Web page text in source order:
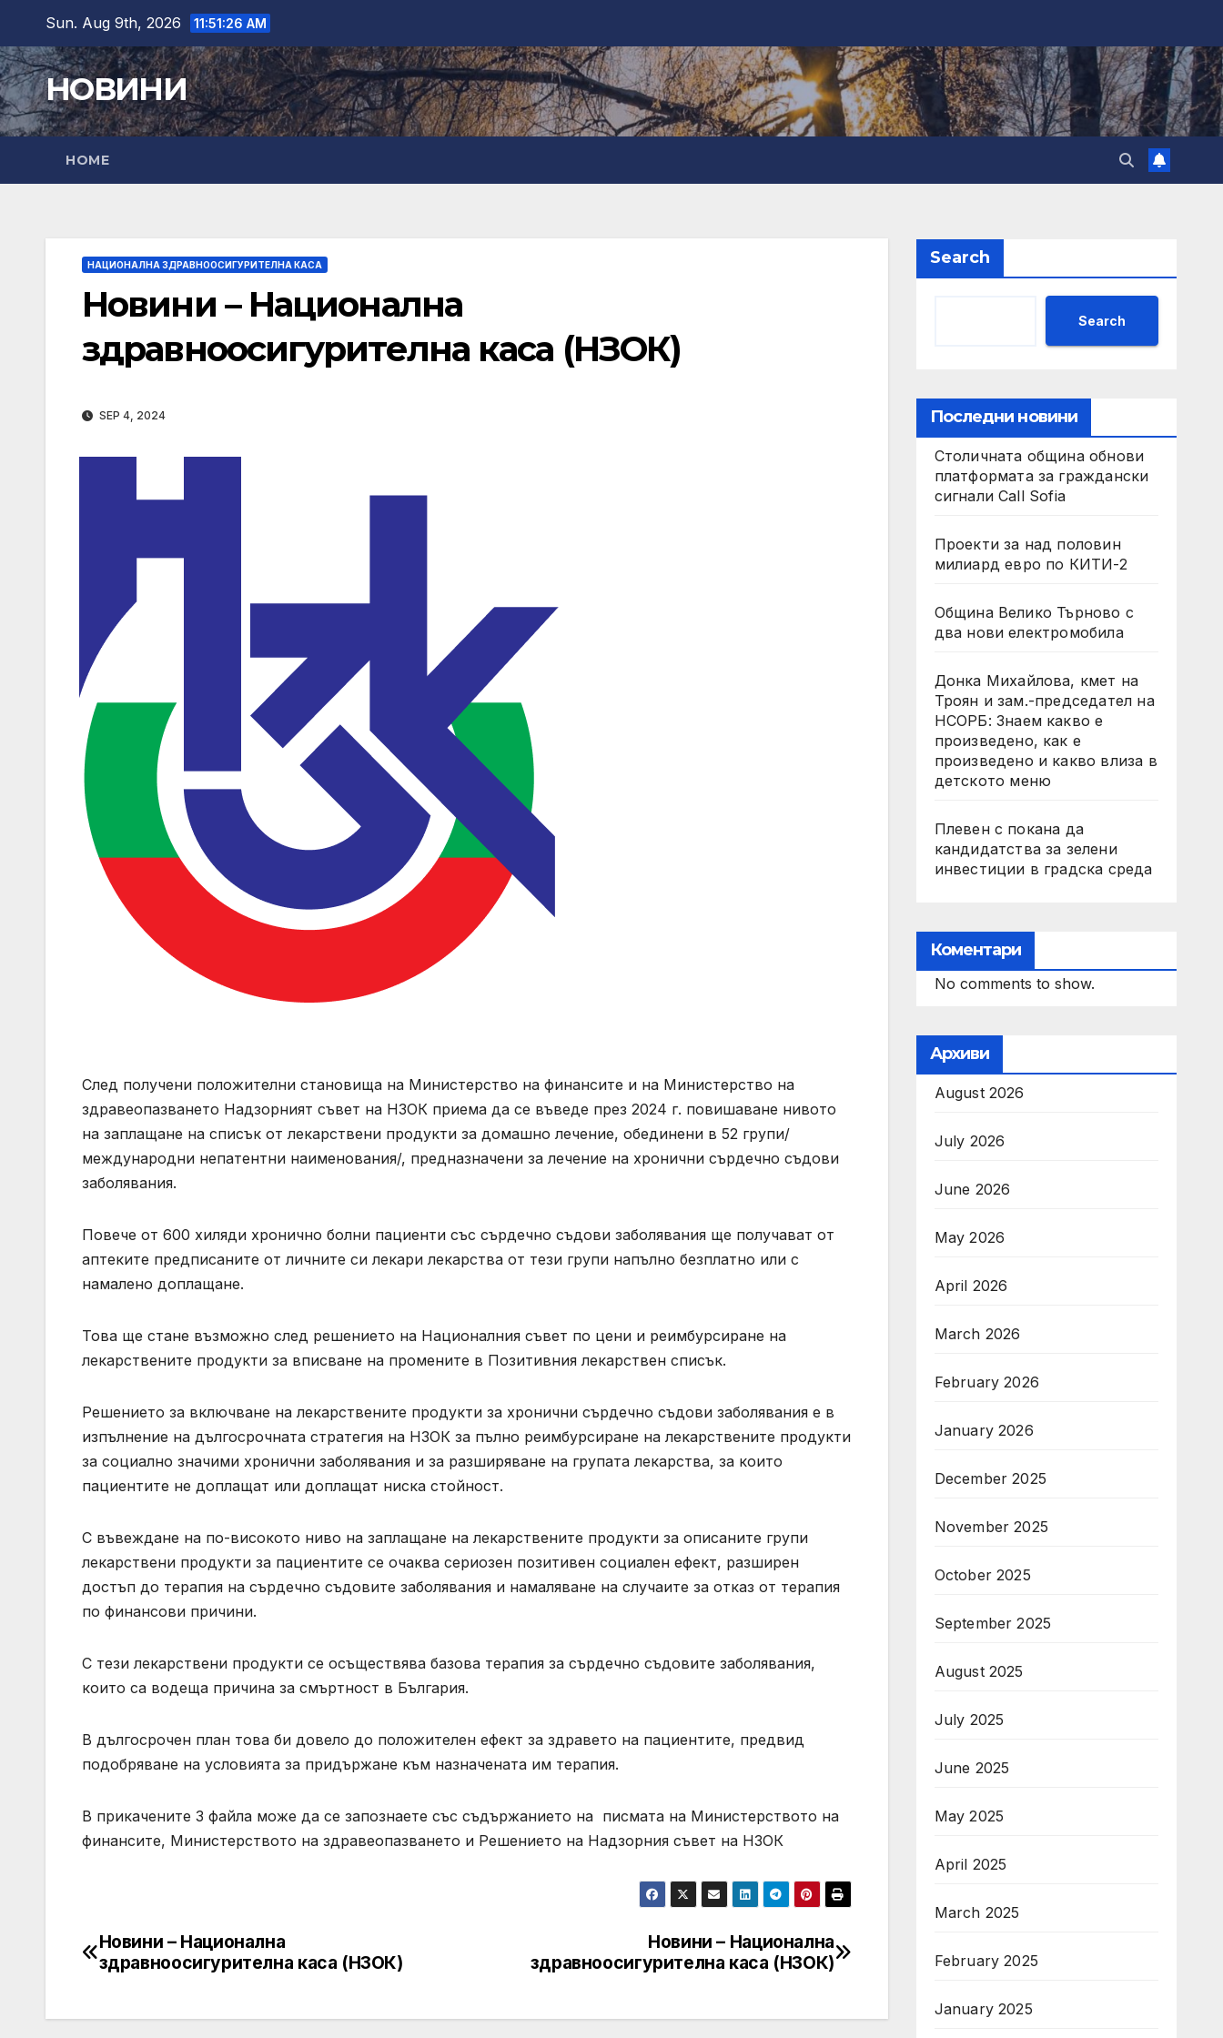
content
Sun. Aug 9th, 2026 11:51:27 AM
НОВИНИ
HOME
НАЦИОНАЛНА ЗДРАВНООСИГУРИТЕЛНА КАСА
Новини – Национална
здравноосигурителна каса (НЗОК)
SEP 4, 2024
След получени положителни становища на Министерство на финансите и на Министерство на
здравеопазването Надзорният съвет на НЗОК приема да се въведе през 2024 г. повишаване нивото
на заплащане на списък от лекарствени продукти за домашно лечение, обединени в 52 групи/
международни непатентни наименования/, предназначени за лечение на хронични сърдечно съдови
заболявания.
Повече от 600 хиляди хронично болни пациенти със сърдечно съдови заболявания ще получават от
аптеките предписаните от личните си лекари лекарства от тези групи напълно безплатно или с
намалено доплащане.
Това ще стане възможно след решението на Националния съвет по цени и реимбурсиране на
лекарствените продукти за вписване на промените в Позитивния лекарствен списък.
Решението за включване на лекарствените продукти за хронични сърдечно съдови заболявания е в
изпълнение на дългосрочната стратегия на НЗОК за пълно реимбурсиране на лекарствените продукти
за социално значими хронични заболявания и за разширяване на групата лекарства, за които
пациентите не доплащат или доплащат ниска стойност.
С въвеждане на по-високото ниво на заплащане на лекарствените продукти за описаните групи
лекарствени продукти за пациентите се очаква сериозен позитивен социален ефект, разширен
достъп до терапия на сърдечно съдовите заболявания и намаляване на случаите за отказ от терапия
по финансови причини.
С тези лекарствени продукти се осъществява базова терапия за сърдечно съдовите заболявания,
които са водеща причина за смъртност в България.
В дългосрочен план това би довело до положителен ефект за здравето на пациентите, предвид
подобряване на условията за придържане към назначената им терапия.
В прикачените 3 файла може да се запознаете със съдържанието на писмата на Министерството на
финансите, Министерството на здравеопазването и Решението на Надзорния съвет на НЗОК
Post
Новини – Национална
здравноосигурителна каса (НЗОК)
Новини – Национална
здравноосигурителна каса (НЗОК)
Search
Search
Последни новини
Столичната община обнови
платформата за граждански
сигнали Call Sofia
Проекти за над половин
милиард евро по КИТИ-2
Община Велико Търново с
два нови електромобила
Донка Михайлова, кмет на
Троян и зам.-председател на
НСОРБ: Знаем какво е
произведено, как е
произведено и какво влиза в
детското меню
Плевен с покана да
кандидатства за зелени
инвестиции в градска среда
Коментари
No comments to show.
Архиви
August 2026
July 2026
June 2026
May 2026
April 2026
March 2026
February 2026
January 2026
December 2025
November 2025
October 2025
September 2025
August 2025
July 2025
June 2025
May 2025
April 2025
March 2025
February 2025
January 2025